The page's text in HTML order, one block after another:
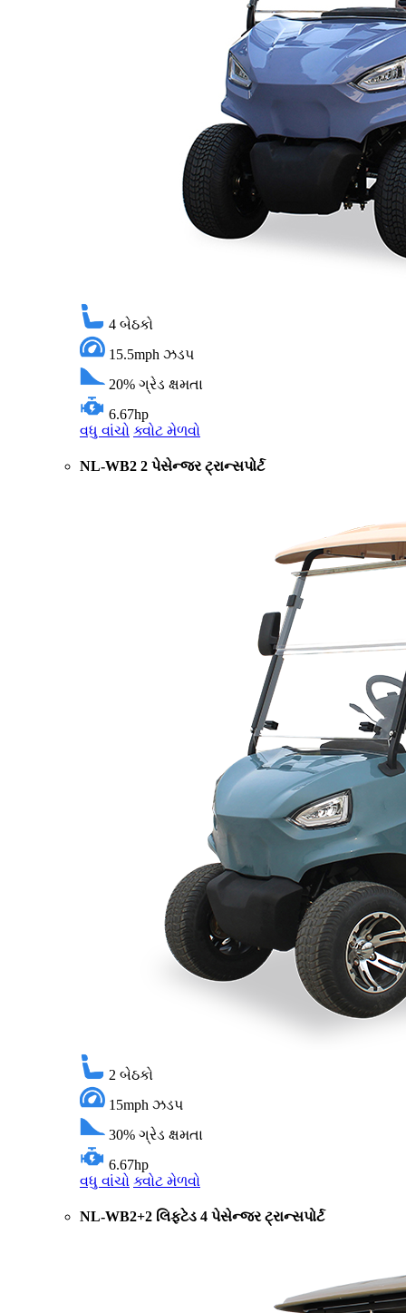
4 બેઠકો
15.5mph ઝડપ
20% ગ્રેડ ક્ષમતા
6.67hp
વધુ વાંચો ક્વોટ મેળવો
NL-WB2 2 પેસેન્જર ટ્રાન્સપોર્ટ
2 બેઠકો
15mph ઝડપ
30% ગ્રેડ ક્ષમતા
6.67hp
વધુ વાંચો ક્વોટ મેળવો
NL-WB2+2 લિફ્ટેડ 4 પેસેન્જર ટ્રાન્સપોર્ટ